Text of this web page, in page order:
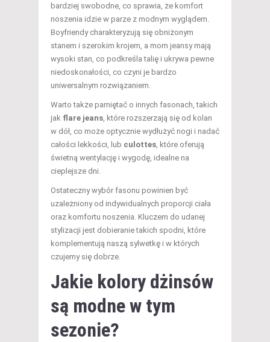
bardziej swobodne, co sprawia, że komfort
noszenia idzie w parze z modnym wyglądem.
Boyfriendy charakteryzują się obniżonym
stanem i szerokim krojem, a mom jeansy mają
wysoki stan, co podkreśla talię i ukrywa pewne
niedoskonałości, co czyni je bardzo
uniwersalnym rozwiązaniem.
Warto także pamiętać o innych fasonach, takich
jak flare jeans , które rozszerzają się od kolan
w dół, co może optycznie wydłużyć nogi i nadać
całości lekkości, lub culottes , które oferują
świetną wentylację i wygodę, idealne na
cieplejsze dni.
Ostateczny wybór fasonu powinien być
uzależniony od indywidualnych proporcji ciała
oraz komfortu noszenia. Kluczem do udanej
stylizacji jest dobieranie takich spodni, które
komplementują naszą sylwetkę i w których
czujemy się dobrze.
Jakie kolory dżinsów
są modne w tym
sezonie?